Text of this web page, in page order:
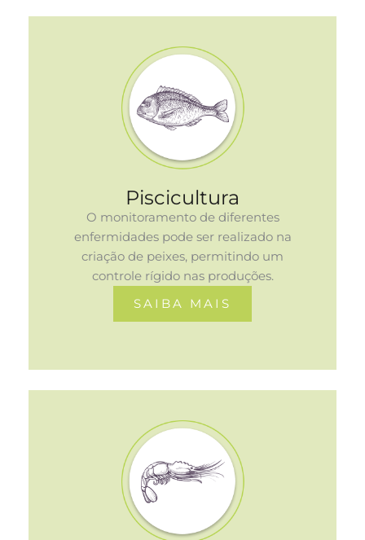
Piscicultura
O monitoramento de diferentes
enfermidades pode ser realizado na
criação de peixes, permitindo um
controle rígido nas produções.
SAIBA MAIS